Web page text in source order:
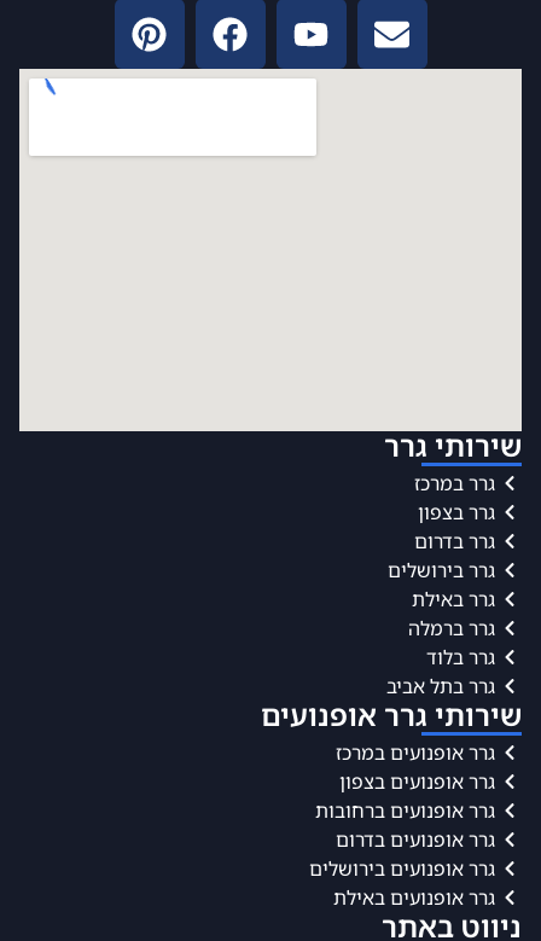
שירותי גרר
גרר במרכז
גרר בצפון
גרר בדרום
גרר בירושלים
גרר באילת
גרר ברמלה
גרר בלוד
גרר בתל אביב
שירותי גרר אופנועים
גרר אופנועים במרכז
גרר אופנועים בצפון
גרר אופנועים ברחובות
גרר אופנועים בדרום
גרר אופנועים בירושלים
גרר אופנועים באילת
ניווט באתר